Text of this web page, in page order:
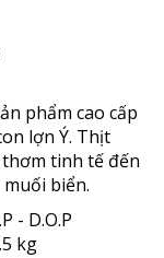
phẩm cao cấp
lợn Ý. Thịt
tinh tế đến
biển.